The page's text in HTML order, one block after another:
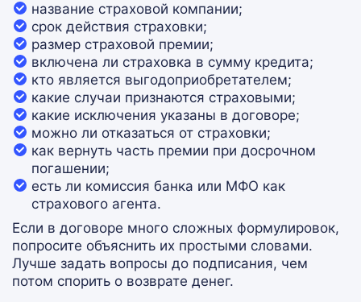
название страховой компании;
срок действия страховки;
размер страховой премии;
включена ли страховка в сумму кредита;
кто является выгодоприобретателем;
какие случаи признаются страховыми;
какие исключения указаны в договоре;
можно ли отказаться от страховки;
как вернуть часть премии при досрочном
погашении;
есть ли комиссия банка или МФО как
страхового агента.
Если в договоре много сложных формулировок,
попросите объяснить их простыми словами.
Лучше задать вопросы до подписания, чем
потом спорить о возврате денег.